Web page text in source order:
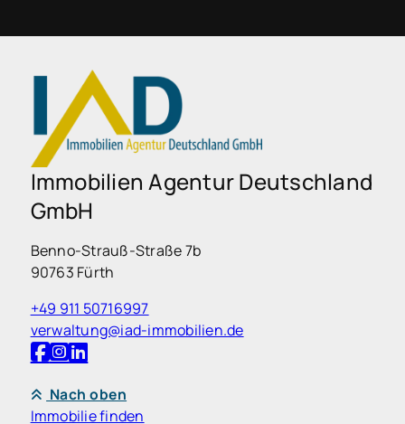
Immobilien Agentur Deutschland
GmbH
Benno-Strauß-Straße 7b
90763 Fürth
+49 911 50716997
verwaltung@iad-immobilien.de
Nach oben
Immobilie finden